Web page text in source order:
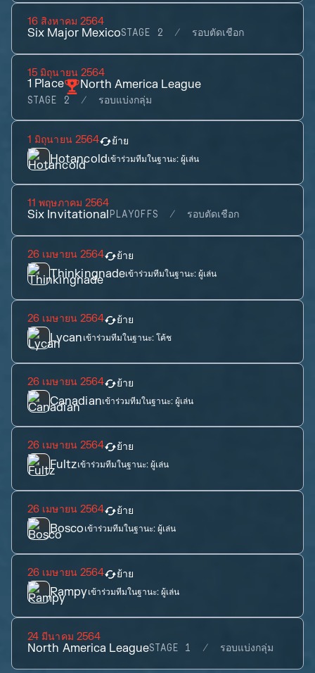
16 สิงหาคม 2564
Six Major MexicoSTAGE 2 รอบตัดเชือก
15 มิถุนายน 2564
1 Place North America League
STAGE 2 รอบแบ่งกลุ่ม
1 มิถุนายน 2564 ย้าย
Hotancoldเข้าร่วมทีมในฐานะ:ผู้เล่น
11 พฤษภาคม 2564
Six InvitationalPLAYOFFS รอบตัดเชือก
26 เมษายน 2564 ย้าย
Thinkingnadeเข้าร่วมทีมในฐานะ:ผู้เล่น
26 เมษายน 2564 ย้าย
Lycanเข้าร่วมทีมในฐานะ:โค้ช
26 เมษายน 2564 ย้าย
Canadianเข้าร่วมทีมในฐานะ:ผู้เล่น
26 เมษายน 2564 ย้าย
Fultzเข้าร่วมทีมในฐานะ:ผู้เล่น
26 เมษายน 2564 ย้าย
Boscoเข้าร่วมทีมในฐานะ:ผู้เล่น
26 เมษายน 2564 ย้าย
Rampyเข้าร่วมทีมในฐานะ:ผู้เล่น
24 มีนาคม 2564
North America LeagueSTAGE 1 รอบแบ่งกลุ่ม